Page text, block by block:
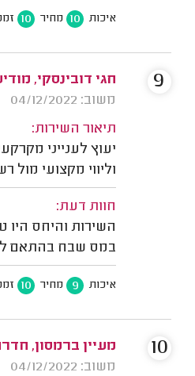
איכות 10 מחיר 10
חגי דובינסקי,
משוב: 04/12/2022
תיאור השירות:
יעוץ לענייני
וליווי מקצועי מול
חוות דעת:
השירות והיחס היו
במס שבח בהתאם
איכות 9 מחיר 10
9
מעיין ברמסון,
משוב: 04/12/2022
10